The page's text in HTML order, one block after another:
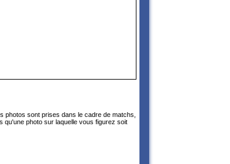
photos sont prises dans le cadre de matchs,
qu'une photo sur laquelle vous figurez soit